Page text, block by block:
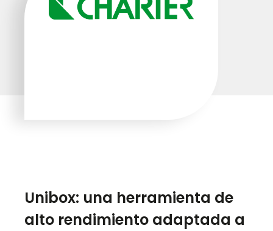
Unibox: una herramienta de
alto rendimiento adaptada a